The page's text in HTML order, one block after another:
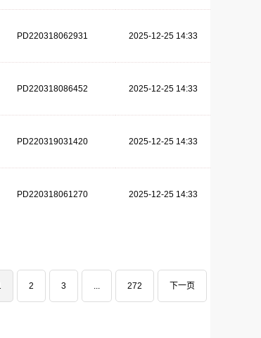
PD220318062931 2025-12-25 14:33
PD220318086452 2025-12-25 14:33
PD220319031420 2025-12-25 14:33
PD220318061270 2025-12-25 14:33
2 3 ... 272 下一页